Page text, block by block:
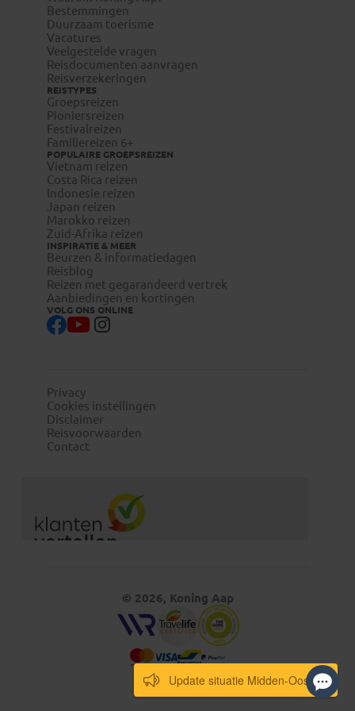
Bestemmingen
Duurzaam toerisme
Vacatures
Veelgestelde vragen
Reisdocumenten aanvragen
Reisverzekeringen
REISTYPES
Groepsreizen
Pioniersreizen
Festivalreizen
Familiereizen 6+
POPULAIRE GROEPSREIZEN
Vietnam reizen
Costa Rica reizen
Indonesie reizen
Japan reizen
Marokko reizen
Zuid-Afrika reizen
INSPIRATIE & MEER
Beurzen & informatiedagen
Reisblog
Reizen met gegarandeerd vertrek
Aanbiedingen en kortingen
VOLG ONS ONLINE
Privacy
Cookies instellingen
Disclaimer
Reisvoorwaarden
Contact
© 2026, Koning Aap
Update situatie Midden-Oosten